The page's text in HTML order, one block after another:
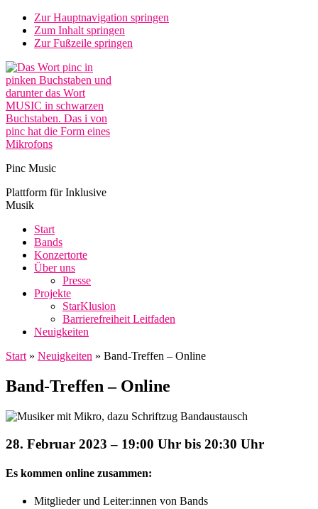
Zur Hauptnavigation springen
Zum Inhalt springen
Zur Fußzeile springen
Pinc Music
Plattform für Inklusive
Musik
Start
Bands
Konzertorte
Über uns
Presse
Projekte
StarKlusion
Barrierefreiheit Leitfaden
Neuigkeiten
Start » Neuigkeiten » Band-Treffen – Online
Band-Treffen – Online
28. Februar 2023 – 19:00 Uhr bis 20:30 Uhr
Es kommen online zusammen:
Mitglieder und Leiter:innen von Bands